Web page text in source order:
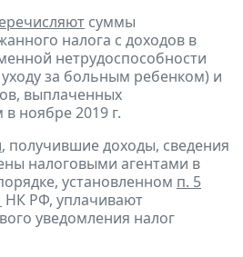
суммы
налога с доходов в
нетрудоспособности
за больным ребенком) и
выплаченных
ноябре 2019 г.
, получившие доходы, сведения
налоговыми агентами в
установленном п. 5
НК РФ, уплачивают
уведомления налог